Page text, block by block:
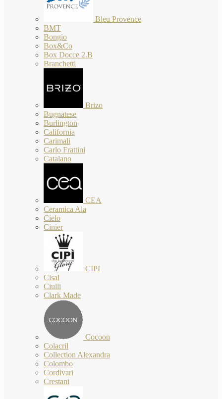
Bleu Provence
BMT
Bongio
Box&Co
Box Docce 2.B
Branchetti
Brizo
Bugnatese
Burlington
California
Carimali
Carlo Frattini
Catalano
CEA
Ceramica Ala
Cielo
Cinier
CIPI
Cisal
Ciulli
Clark Made
Cocoon
Colacril
Collection Alexandra
Colombo
Cordivari
Crestani